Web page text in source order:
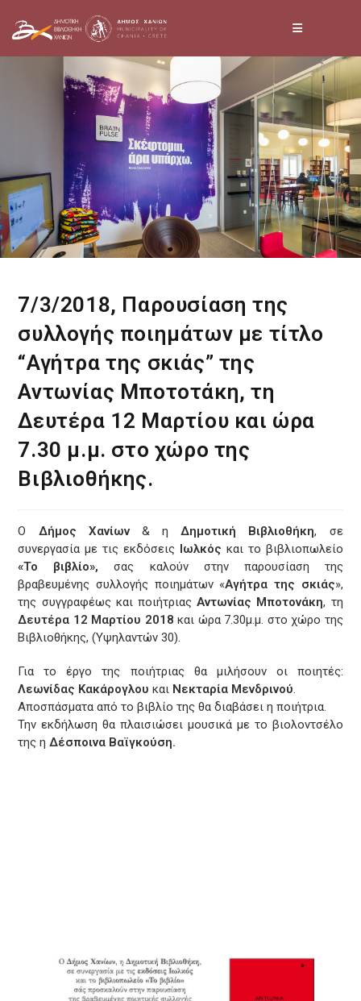
7/3/2018, Παρουσίαση της
συλλογής ποιημάτων με τίτλο
“Αγήτρα της σκιάς” της
Αντωνίας Μποτοτάκη, τη
Δευτέρα 12 Μαρτίου και ώρα
7.30 μ.μ. στο χώρο της
Βιβλιοθήκης.
O Δήμος Χανίων& ηΔημοτική Βιβλιοθήκη, σε
συνεργασία με τις εκδόσεις Ιωλκός και το βιβλιοπωλείο
«Το βιβλίο», σας καλούν στην παρουσίαση της
βραβευμένης συλλογής ποιημάτων «Αγήτρα της σκιάς»,
της συγγραφέως και ποιήτριαςΑντωνίας Μποτονάκη, τη
Δευτέρα 12 Μαρτίου 2018 και ώρα 7.30μ.μ. στο χώρο της
Βιβλιοθήκης, (Υψηλαντών 30).
Για το έργο της ποιήτριας θα μιλήσουν οι ποιητές:
Λεωνίδας Κακάρογλου και Νεκταρία Μενδρινού.
Αποσπάσματα από το βιβλίο της θα διαβάσει η ποιήτρια.
Την εκδήλωση θα πλαισιώσει μουσικά με το βιολοντσέλο
της ηΔέσποινα Βαϊγκούση.